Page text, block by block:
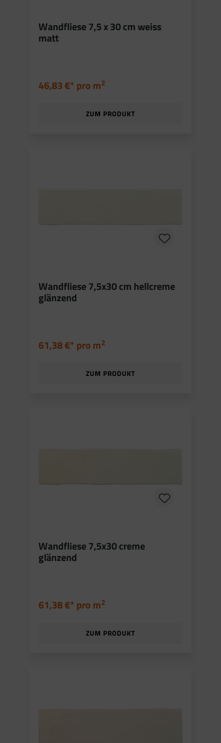
Wandfliese 7,5 x 30 cm weiss
matt
46,83 €* pro m2
ZUM PRODUKT
Wandfliese 7,5x30 cm hellcreme
glänzend
61,38 €* pro m2
ZUM PRODUKT
Wandfliese 7,5x30 creme
glänzend
61,38 €* pro m2
ZUM PRODUKT